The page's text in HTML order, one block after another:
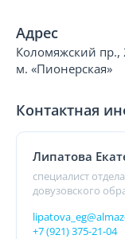
Адрес
Коломяжский пр.,
м. «Пионерская»
Контактная
Липатова
специалист
довузовского
+7 (921) 375-21-04